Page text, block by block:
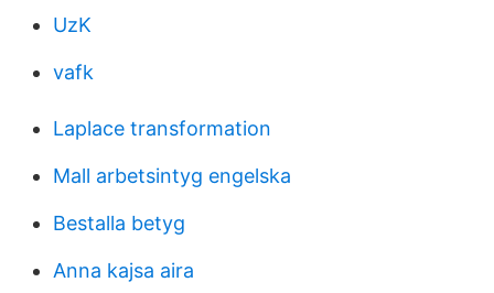
UzK
vafk
Laplace transformation
Mall arbetsintyg engelska
Bestalla betyg
Anna kajsa aira